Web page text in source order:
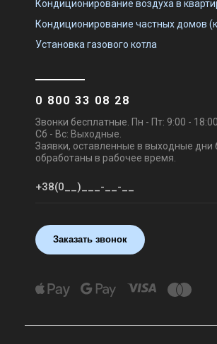
Кондиционирование воздуха в
Кондиционирование частных домов
Установка газового котла
0 800 33 08 28
Звонки бесплатные. Пн - Пт: 9:00 - 18:00
Сб - Вс: Выходные.
Заявки, оставленные в выходные дни
обработаны в рабочее время.
Заказать звонок